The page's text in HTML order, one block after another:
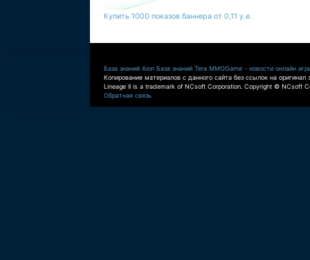
Купить 1000 показов баннера от 0,11 у.е.
База знаний Aion База знаний Tera MMOGame - новости онлайн
Копирование материалов с данного сайта без ссылок на оригинал
Lineage II is a trademark of NCsoft Corporation. Copyright © NCsoft
Обратная связь